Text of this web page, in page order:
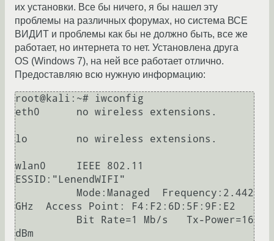
их установки. Все бы ничего, я бы нашел эту
проблемы на различных форумах, но система ВСЕ
ВИДИТ и проблемы как бы не должно быть, все же
работает, но интернета то нет. Установлена друга
OS (Windows 7), на ней все работает отлично.
Предоставляю всю нужную информацию:
root@kali:~# iwconfig
eth0      no wireless extensions.
lo        no wireless extensions.
wlan0     IEEE 802.11
ESSID:"LenendWIFI"
GHz  Access Point: F4:F2:6D:5F:9F:E2
dBm